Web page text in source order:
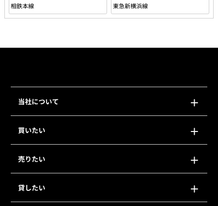
相鉄本線 東急新横浜線
当社について
買いたい
売りたい
貸したい